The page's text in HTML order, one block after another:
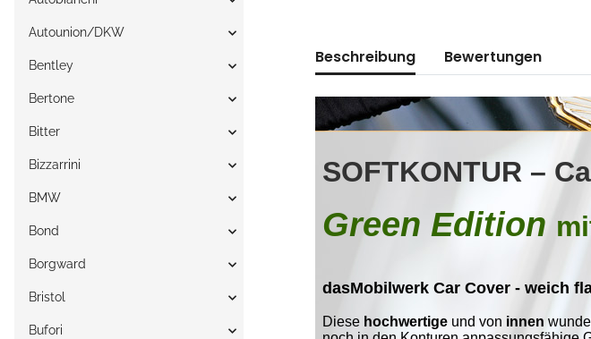
Beschreibung Bewertungen
Autounion/DKW
Bentley
Bertone
Bitter
Bizzarrini
BMW
Bond
Borgward
Bristol
Bufori